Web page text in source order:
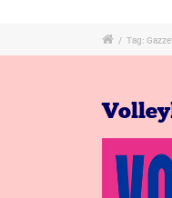
/ Tag: